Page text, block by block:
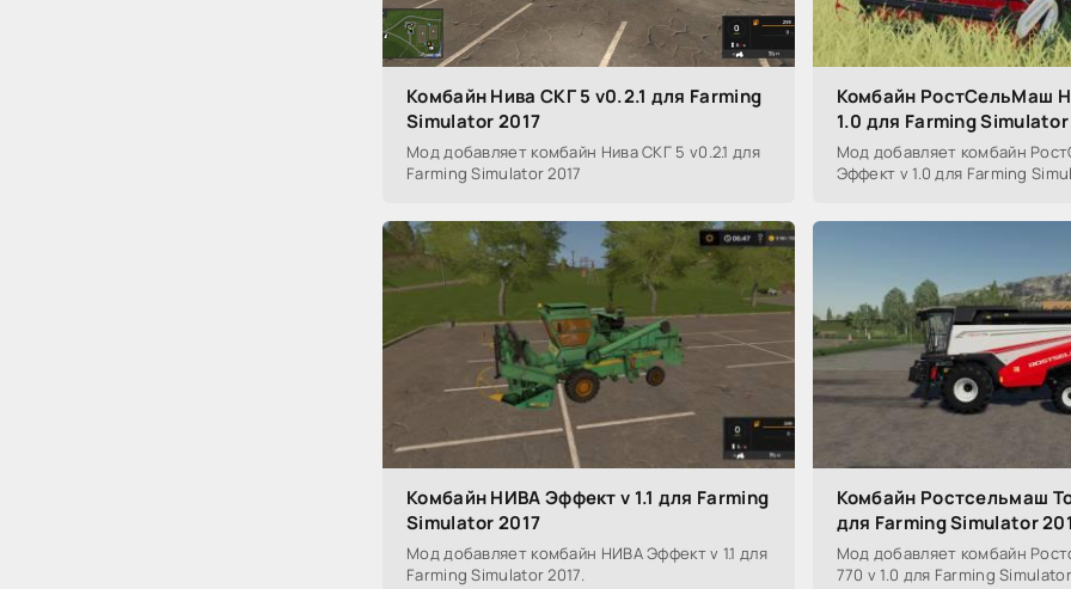
Комбайн Нива СКГ 5 v0.2.1 для Farming
Simulator 2017
Мод добавляет комбайн Нива СКГ 5 v0.2.1 для
Farming Simulator 2017
Комбайн РостСельМаш
1.0 для Farming
Мод добавляет комбайн
Эффект v 1.0 для Farming
Комбайн НИВА Эффект v 1.1 для Farming
Simulator 2017
Мод добавляет комбайн НИВА Эффект v 1.1 для
Farming Simulator 2017.
Комбайн Ростсельмаш
для Farming Simulator
Мод добавляет комбайн
770 v 1.0 для Farming